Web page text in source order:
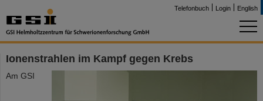
Telefonbuch Login English
Ionenstrahlen im Kampf gegen Krebs
Am GSI